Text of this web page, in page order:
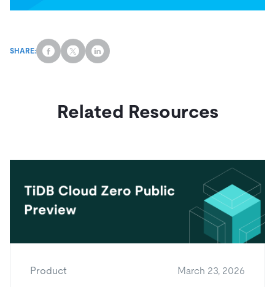
SHARE:
Related Resources
Product March 23, 2026